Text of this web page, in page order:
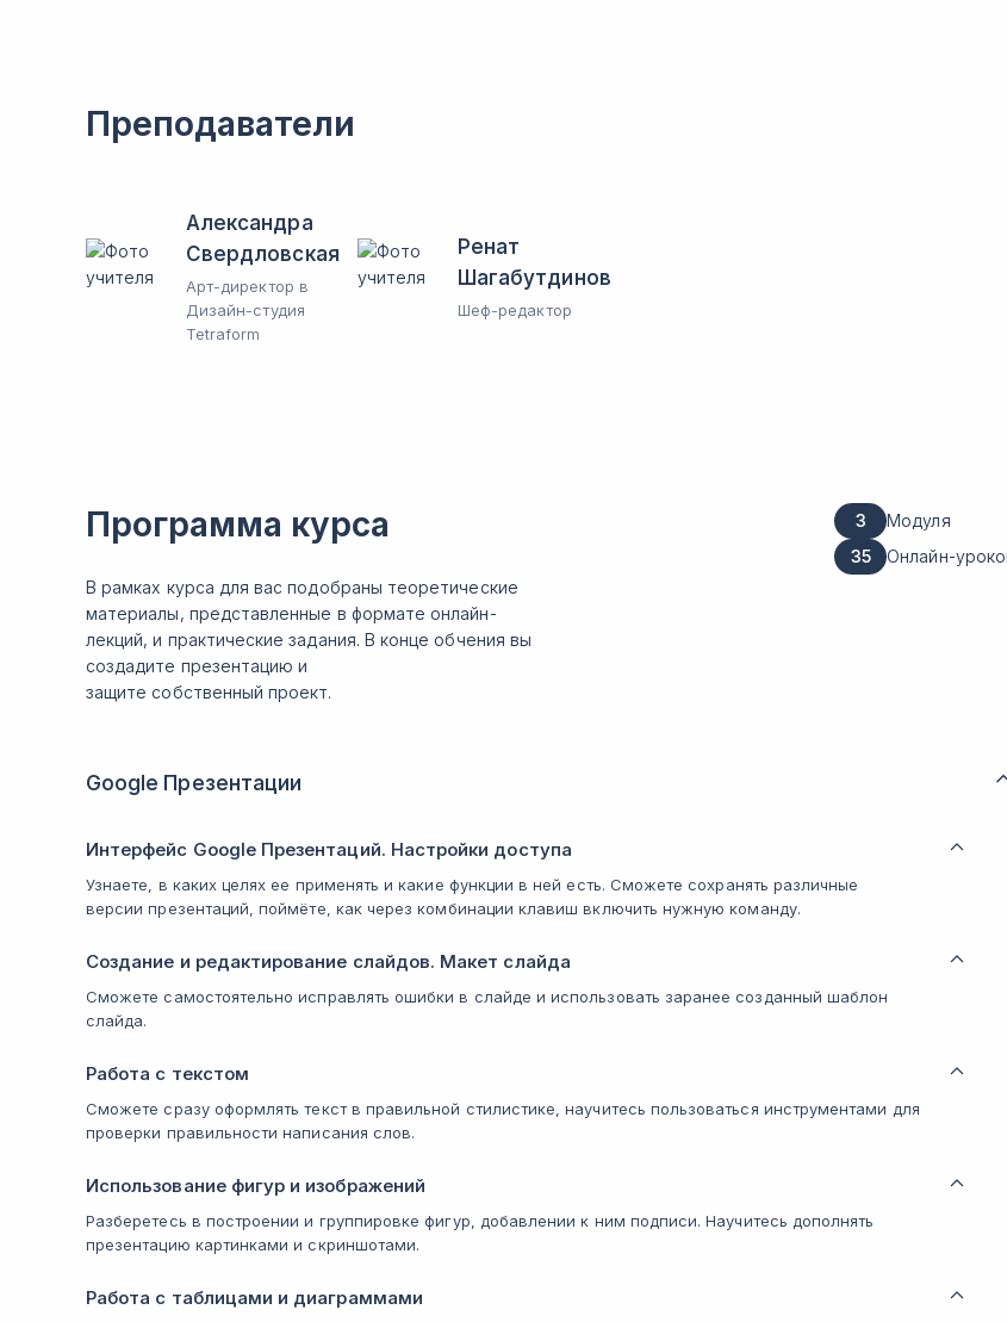
Преподаватели
Александра
Свердловская
Арт-директор в
Дизайн-студия
Tetraform
Ренат
Шагабутдинов
Шеф-редактор
Программа курса
В рамках курса для вас подобраны теоретические
материалы, представленные в формате онлайн-
лекций, и практические задания. В конце обчения вы
создадите презентацию и
защите собственный проект.
3
Модуля
35
Онлайн-
Google Презентации
Интерфейс Google Презентаций. Настройки доступа
Узнаете, в каких целях ее применять и какие функции в ней есть. Сможете сохранять различные
версии презентаций, поймёте, как через комбинации клавиш включить нужную команду.
Создание и редактирование слайдов. Макет слайда
Сможете самостоятельно исправлять ошибки в слайде и использовать заранее созданный шаблон
слайда.
Работа с текстом
Сможете сразу оформлять текст в правильной стилистике, научитесь пользоваться инструментами для
проверки правильности написания слов.
Использование фигур и изображений
Разберетесь в построении и группировке фигур, добавлении к ним подписи. Научитесь дополнять
презентацию картинками и скриншотами.
Работа с таблицами и диаграммами